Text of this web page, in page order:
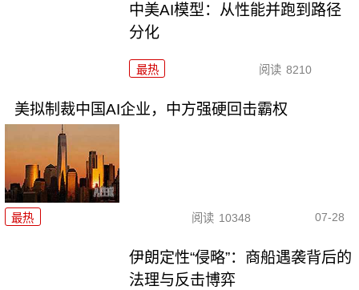
中美AI模型：从性能并跑到路径
分化
最热 阅读 8210
美拟制裁中国AI企业，中方强硬回击霸权
最热 阅读 10348 07-28
伊朗定性“侵略”：商船遇袭背后的
法理与反击博弈